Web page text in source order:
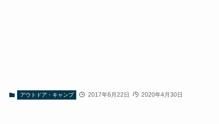
アウトドア・キャンプ 2017年6月22日 2020年4月30日